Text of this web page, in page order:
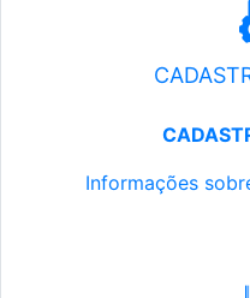
Informações